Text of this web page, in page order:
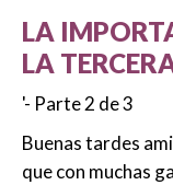
LA
LA
'- Parte 2 de 3
Buenas tardes
que con muchas